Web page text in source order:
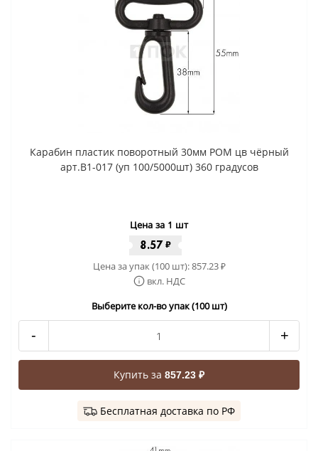
Карабин пластик поворотный 30мм РОМ цв чёрный
арт.В1-017 (уп 100/5000шт) 360 градусов
Цена за 1 шт
8.57₽
Цена за упак (100 шт):857.23₽
вкл. НДС
Выберите кол-во упак (100 шт)
- +
Купить за 857.23 ₽
Бесплатная доставка по РФ